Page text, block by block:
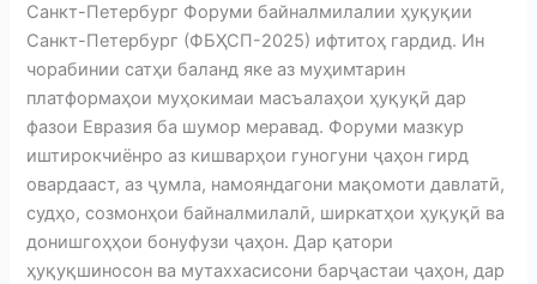
Санкт-Петербург Форуми байналмилалии ҳуқуқии
Санкт-Петербург (ФБҲСП-2025) ифтитоҳ гардид. Ин
чорабинии сатҳи баланд яке аз муҳимтарин
платформаҳои муҳокимаи масъалаҳои ҳуқуқӣ дар
фазои Евразия ба шумор меравад. Форуми мазкур
иштирокчиёнро аз кишварҳои гуногуни ҷаҳон гирд
овардааст, аз ҷумла, намояндагони мақомоти давлатӣ,
судҳо, созмонҳои байналмилалӣ, ширкатҳои ҳуқуқӣ ва
донишгоҳҳои бонуфузи ҷаҳон. Дар қатори
ҳуқуқшиносон ва мутаххасисони барҷастаи ҷаҳон, дар